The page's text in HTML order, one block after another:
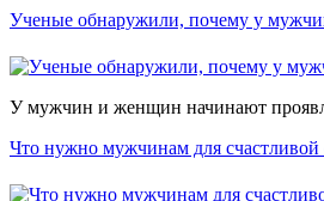
Ученые обнаружили, почему у
У мужчин и женщин начинают
Что нужно мужчинам для